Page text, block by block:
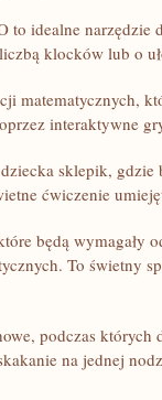
to ⁣idealne narzędzie
klocków lub o
matematycznych,
interaktywne
sklepik, gdzie
ćwiczenie
będą wymagały
To ⁤świetny
podczas których​
na jednej